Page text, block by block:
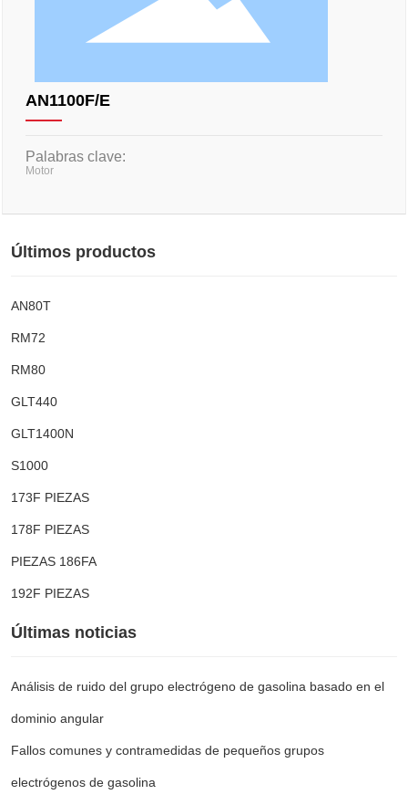
AN1100F/E
Palabras clave:
Motor
Últimos productos
AN80T
RM72
RM80
GLT440
GLT1400N
S1000
173F PIEZAS
178F PIEZAS
PIEZAS 186FA
192F PIEZAS
Últimas noticias
Análisis de ruido del grupo electrógeno de gasolina basado en el
dominio angular
Fallos comunes y contramedidas de pequeños grupos
electrógenos de gasolina